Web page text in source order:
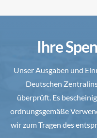
Ihre
Unser Ausgaben und
Deutschen
überprüft. Es
ordnungsgemäße
wir zum Tragen des